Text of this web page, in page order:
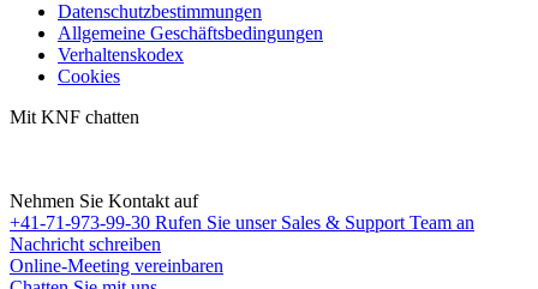
Datenschutzbestimmungen
Allgemeine Geschäftsbedingungen
Verhaltenskodex
Cookies
Mit KNF chatten
Nehmen Sie Kontakt auf
+41-71-973-99-30 Rufen Sie unser Sales & Support Team an
Nachricht schreiben
Online-Meeting vereinbaren